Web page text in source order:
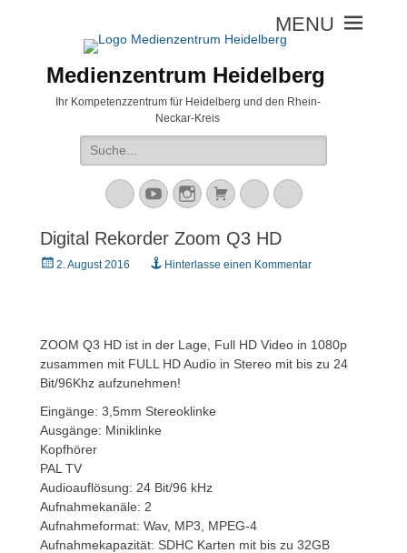
Medienzentrum Heidelberg
Ihr Kompetenzzentrum für Heidelberg und den Rhein-
Neckar-Kreis
Suche
nach:
Mastodon
YouTubeInstagramWarenkorb
CloudPeertube
Digital Rekorder Zoom Q3 HD
Veröffentlicht
2. August 2016 Hinterlasse einen Kommentar
ZOOM Q3 HD ist in der Lage, Full HD Video in 1080p
zusammen mit FULL HD Audio in Stereo mit bis zu 24
Bit/96Khz aufzunehmen!
Eingänge: 3,5mm Stereoklinke
Ausgänge: Miniklinke
Kopfhörer
PAL TV
Audioauflösung: 24 Bit/96 kHz
Aufnahmekanäle: 2
Aufnahmeformat: Wav, MP3, MPEG-4
Aufnahmekapazität: SDHC Karten mit bis zu 32GB